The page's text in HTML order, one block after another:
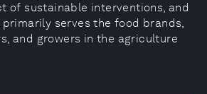
of sustainable interventions, and
serves the food brands,
and growers in the agriculture